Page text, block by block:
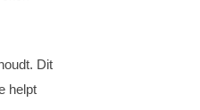
Dit
helpt